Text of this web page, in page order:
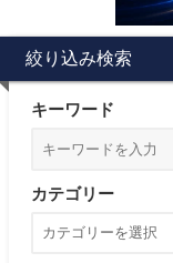
絞り込み検索
キーワード
カテゴリー